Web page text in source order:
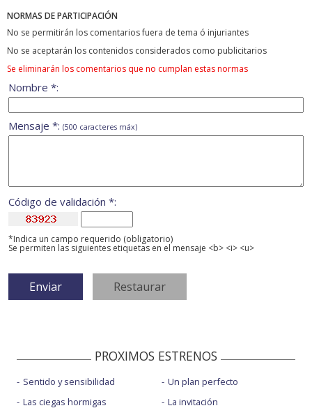
NORMAS DE PARTICIPACIÓN
No se permitirán los comentarios fuera de tema ó injuriantes
No se aceptarán los contenidos considerados como publicitarios
Se eliminarán los comentarios que no cumplan estas normas
Nombre *:
Mensaje *: (500 caracteres máx)
Código de validación *:
*Indica un campo requerido (obligatorio)
Se permiten las siguientes etiquetas en el mensaje <b> <i> <u>
PROXIMOS ESTRENOS
Sentido y sensibilidad
Las ciegas hormigas
Un plan perfecto
La invitación